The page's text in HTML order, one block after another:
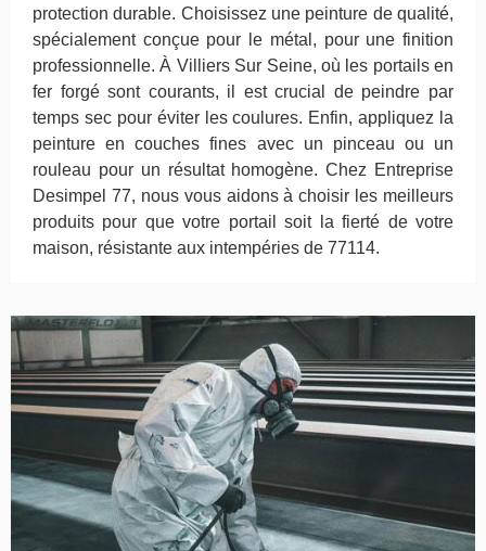
protection durable. Choisissez une peinture de qualité,
spécialement conçue pour le métal, pour une finition
professionnelle. À Villiers Sur Seine, où les portails en
fer forgé sont courants, il est crucial de peindre par
temps sec pour éviter les coulures. Enfin, appliquez la
peinture en couches fines avec un pinceau ou un
rouleau pour un résultat homogène. Chez Entreprise
Desimpel 77, nous vous aidons à choisir les meilleurs
produits pour que votre portail soit la fierté de votre
maison, résistante aux intempéries de 77114.